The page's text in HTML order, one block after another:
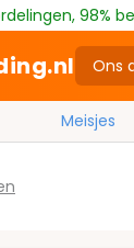
98%
Ons
Meisjes